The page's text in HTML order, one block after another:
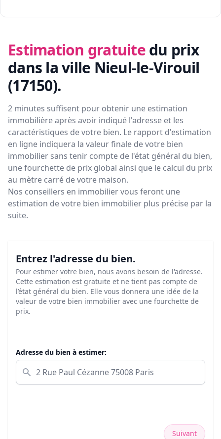
Estimation gratuite du prix
dans la ville Nieul-le-Virouil
(17150).
2 minutes suffisent pour obtenir une estimation
immobilière après avoir indiqué l'adresse et les
caractéristiques de votre bien. Le rapport d'estimation
en ligne indiquera la valeur finale de votre bien
immobilier sans tenir compte de l'état général du bien,
une fourchette de prix global ainsi que le calcul du prix
au mètre carré de votre maison.
Nos conseillers en immobilier vous feront une
estimation de votre bien immobilier plus précise par la
suite.
Entrez l'adresse du bien.
Pour estimer votre bien, nous avons besoin de l'adresse.
Cette estimation est gratuite et ne tient pas compte de
l’état général du bien. Elle vous donnera une idée de la
valeur de votre bien immobilier avec une fourchette de
prix.
Adresse du bien à estimer:
Suivant